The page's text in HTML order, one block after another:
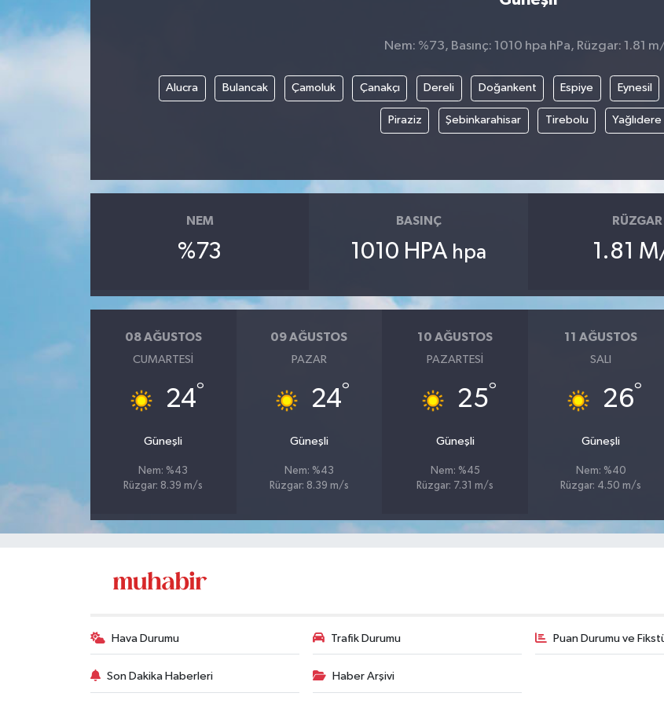
Nem: %73, Basınç: 1010 hpa hPa, Rüzgar: 1.81
Alucra Bulancak Çamoluk Çanakçı Dereli Doğankent Espiye Eynesil
Piraziz Şebinkarahisar Tirebolu Yağlıdere
NEM
%73
BASINÇ
1010 HPA hpa
RÜZGAR
1.81
08 AĞUSTOS
CUMARTESI
24°
Güneşli
Nem: %43
Rüzgar: 8.39 m/s
09 AĞUSTOS
PAZAR
24°
Güneşli
Nem: %43
Rüzgar: 8.39 m/s
10 AĞUSTOS
PAZARTESI
25°
Güneşli
Nem: %45
Rüzgar: 7.31 m/s
11 AĞUSTOS
SALI
26°
Güneşli
Nem: %40
Rüzgar: 4.50 m/s
Hava Durumu Trafik Durumu Puan Durumu ve
Son Dakika Haberleri Haber Arşivi